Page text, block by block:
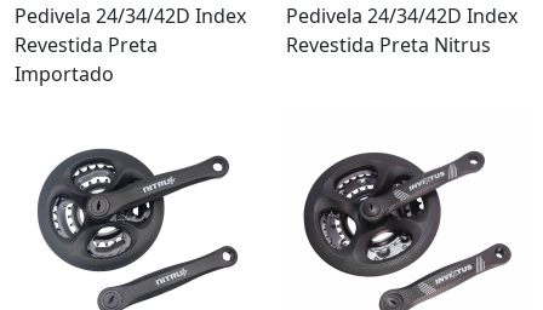
Pedivela 24/34/42D Index
Revestida Preta
Importado
Pedivela 24/34/42D Index
Revestida Preta Nitrus